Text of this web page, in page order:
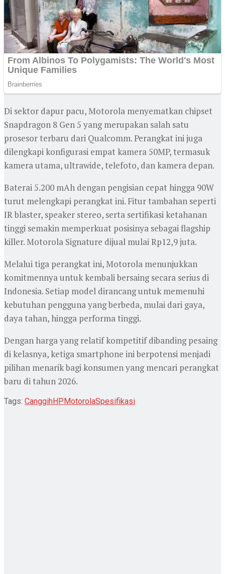
Di sektor dapur pacu, Motorola menyematkan chipset
Snapdragon 8 Gen 5 yang merupakan salah satu
prosesor terbaru dari Qualcomm. Perangkat ini juga
dilengkapi konfigurasi empat kamera 50MP, termasuk
kamera utama, ultrawide, telefoto, dan kamera depan.
Baterai 5.200 mAh dengan pengisian cepat hingga 90W
turut melengkapi perangkat ini. Fitur tambahan seperti
IR blaster, speaker stereo, serta sertifikasi ketahanan
tinggi semakin memperkuat posisinya sebagai flagship
killer. Motorola Signature dijual mulai Rp12,9 juta.
Melalui tiga perangkat ini, Motorola menunjukkan
komitmennya untuk kembali bersaing secara serius di
Indonesia. Setiap model dirancang untuk memenuhi
kebutuhan pengguna yang berbeda, mulai dari gaya,
daya tahan, hingga performa tinggi.
Dengan harga yang relatif kompetitif dibanding pesaing
di kelasnya, ketiga smartphone ini berpotensi menjadi
pilihan menarik bagi konsumen yang mencari perangkat
baru di tahun 2026.
Tags: CanggihHP MotorolaSpesifikasi